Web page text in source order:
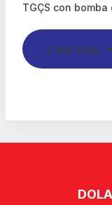
TGÇS con
Leer más